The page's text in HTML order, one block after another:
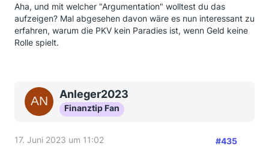
Aha, und mit welcher "Argumentation" wolltest du das
aufzeigen? Mal abgesehen davon wäre es nun interessant zu
erfahren, warum die PKV kein Paradies ist, wenn Geld keine
Rolle spielt.
Anleger2023
Finanztip Fan
17. Juni 2023 um 11:02 #435